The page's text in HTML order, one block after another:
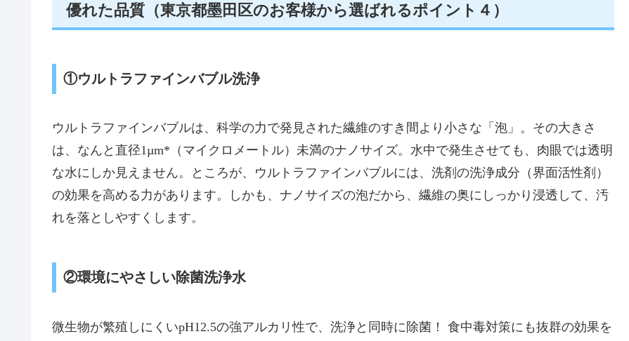
優れた品質（東京都墨田区のお客様から選ばれるポイント４）
①ウルトラファインバブル洗浄
ウルトラファインバブルは、科学の力で発見された繊維のすき間より小さな「泡」。その大きさ
は、なんと直径1µm*（マイクロメートル）未満のナノサイズ。水中で発生させても、肉眼では透明
な水にしか見えません。ところが、ウルトラファインバブルには、洗剤の洗浄成分（界面活性剤）
の効果を高める力があります。しかも、ナノサイズの泡だから、繊維の奥にしっかり浸透して、汚
れを落としやすくします。
②環境にやさしい除菌洗浄水
微生物が繁殖しにくいpH12.5の強アルカリ性で、洗浄と同時に除菌！ 食中毒対策にも抜群の効果を